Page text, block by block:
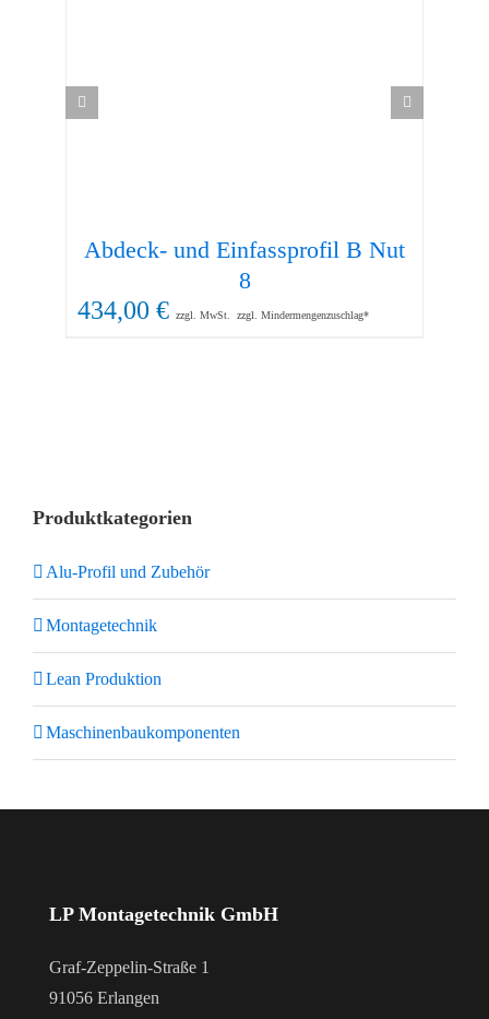
Abdeck- und Einfassprofil B Nut
8
434,00 € zzgl. MwSt. zzgl. Mindermengenzuschlag*
Produktkategorien
Alu-Profil und Zubehör
Montagetechnik
Lean Produktion
Maschinenbaukomponenten
LP Montagetechnik GmbH
Graf-Zeppelin-Straße 1
91056 Erlangen